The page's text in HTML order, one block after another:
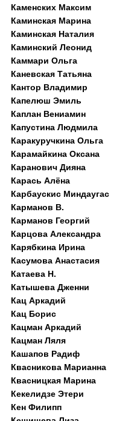
Каменских Максим
Каминская Марина
Каминская Наталия
Каминский Леонид
Каммари Ольга
Каневская Татьяна
Кантор Владимир
Капелюш Эмиль
Каплан Вениамин
Капустина Людмила
Каракуручкина Ольга
Карамайкина Оксана
Каранович Дияна
Карась Алёна
Карбаускис Миндаугас
Карманов В.
Карманов Георгий
Карцова Александра
Карябкина Ирина
Касумова Анастасия
Катаева Н.
Катышева Дженни
Кац Аркадий
Кац Борис
Кацман Аркадий
Кацман Ляля
Кашапов Радиф
Квасникова Марианна
Квасницкая Марина
Кекелидзе Этери
Кен Филипп